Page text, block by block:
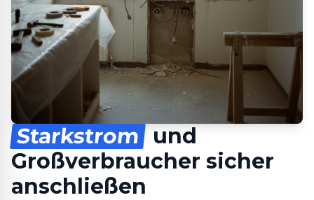
Starkstrom
und
Großverbraucher sicher
anschließen